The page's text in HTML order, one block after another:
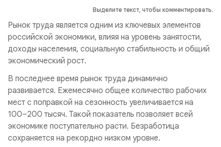
Выделите текст, чтобы комментировать.
Рынок труда является одним из ключевых элементов
российской экономики, влияя на уровень занятости,
доходы населения, социальную стабильность и общий
экономический рост.
В последнее время рынок труда динамично
развивается. Ежемесячно общее количество рабочих
мест с поправкой на сезонность увеличивается на
100–200 тысяч. Такой показатель позволяет всей
экономике поступательно расти. Безработица
сохраняется на рекордно низком уровне.